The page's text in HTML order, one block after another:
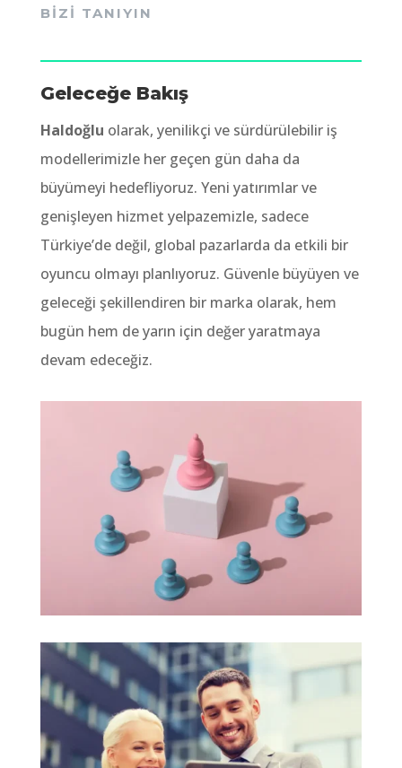
BİZİ TANIYIN
Geleceğe Bakış
Haldoğlu olarak, yenilikçi ve sürdürülebilir iş
modellerimizle her geçen gün daha da
büyümeyi hedefliyoruz. Yeni yatırımlar ve
genişleyen hizmet yelpazemizle, sadece
Türkiye’de değil, global pazarlarda da etkili bir
oyuncu olmayı planlıyoruz. Güvenle büyüyen ve
geleceği şekillendiren bir marka olarak, hem
bugün hem de yarın için değer yaratmaya
devam edeceğiz.